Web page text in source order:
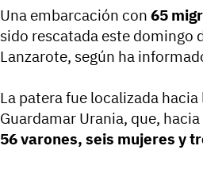
Una embarcación con 65
sido rescatada este domingo
Lanzarote, según ha
La patera fue localizada
Guardamar Urania, que,
56 varones, seis mujeres y